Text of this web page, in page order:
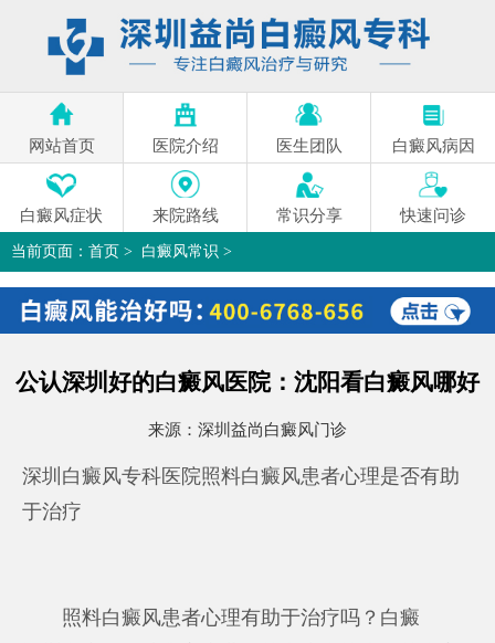
网站首页 医院介绍 医生团队 白癜风病因
白癜风症状 来院路线 常识分享 快速问诊
当前页面： 首页 > 白癜风常识 >
公认深圳好的白癜风医院：沈阳看白癜风哪好>
公认深圳好的白癜风医院：沈阳看白癜风哪好
来源： 深圳益尚白癜风门诊
深圳白癜风专科医院照料白癜风患者心理是否有助
于治疗
照料白癜风患者心理有助于治疗吗？白癜